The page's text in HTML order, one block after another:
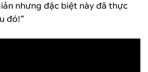
nhưng đặc biệt này đã thực
đó!”